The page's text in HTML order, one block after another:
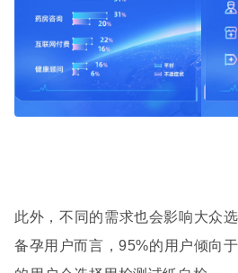
此外，不同的需求也会影响大众
备孕用户而言，95%的用户倾向